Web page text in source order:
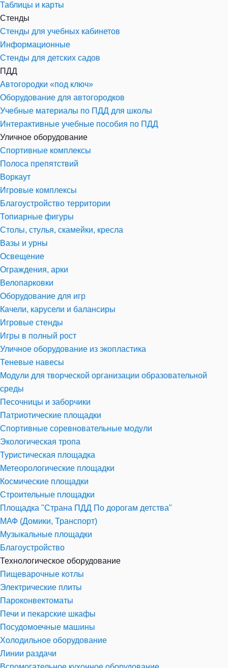
Таблицы и карты
Стенды
Стенды для учебных кабинетов
Информационные
Стенды для детских садов
ПДД
Автогородки «под ключ»
Оборудование для автогородков
Учебные материалы по ПДД для школы
Интерактивные учебные пособия по ПДД
Уличное оборудование
Спортивные комплексы
Полоса препятствий
Воркаут
Игровые комплексы
Благоустройство территории
Топиарные фигуры
Столы, стулья, скамейки, кресла
Вазы и урны
Освещение
Ограждения, арки
Велопарковки
Оборудование для игр
Качели, карусели и балансиры
Игровые стенды
Игры в полный рост
Уличное оборудование из экопластика
Теневые навесы
Модули для творческой организации образовательной
среды
Песочницы и заборчики
Патриотические площадки
Спортивные соревновательные модули
Экологическая тропа
Туристическая площадка
Метеорологические площадки
Космические площадки
Строительные площадки
Площадка "Страна ПДД По дорогам детства"
МАФ (Домики, Транспорт)
Музыкальные площадки
Благоустройство
Технологическое оборудование
Пищеварочные котлы
Электрические плиты
Пароконвектоматы
Печи и пекарские шкафы
Посудомоечные машины
Холодильное оборудование
Линии раздачи